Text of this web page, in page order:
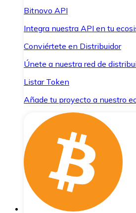
Bitnovo API
Integra nuestra API en tu
Conviértete en Distribuidor
Únete a nuestra red de
Listar Token
Añade tu proyecto a nuestro